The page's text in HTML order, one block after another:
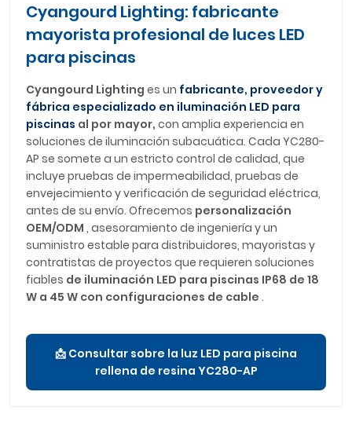
Cyangourd Lighting: fabricante
mayorista profesional de luces LED
para piscinas
Cyangourd Lighting es un fabricante, proveedor y
fábrica especializado en iluminación LED para
piscinas al por mayor, con amplia experiencia en
soluciones de iluminación subacuática. Cada YC280-
AP se somete a un estricto control de calidad, que
incluye pruebas de impermeabilidad, pruebas de
envejecimiento y verificación de seguridad eléctrica,
antes de su envío. Ofrecemos personalización
OEM/ODM , asesoramiento de ingeniería y un
suministro estable para distribuidores, mayoristas y
contratistas de proyectos que requieren soluciones
fiables de iluminación LED para piscinas IP68 de 18
W a 45 W con configuraciones de cable .
📩 Consultar sobre la luz LED para piscina
rellena de resina YC280-AP